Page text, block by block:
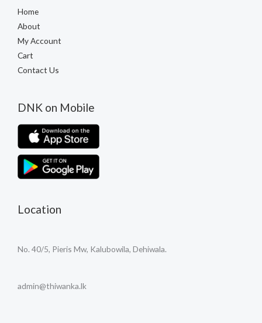
Home
About
My Account
Cart
Contact Us
DNK on Mobile
Location
No. 40/5, Pieris Mw, Kalubowila, Dehiwala.
admin@thiwanka.lk